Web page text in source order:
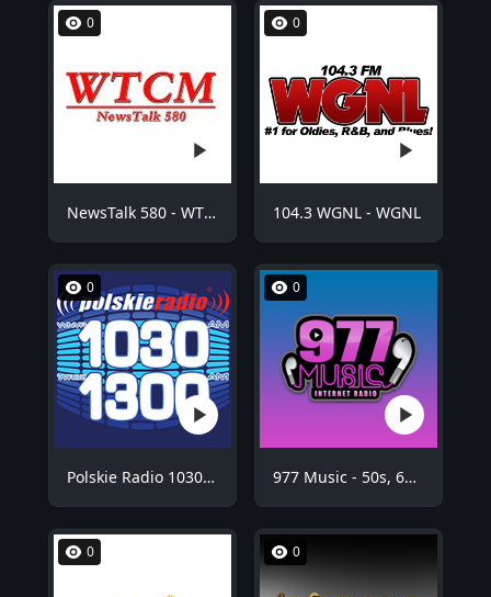
0
NewsTalk 580 - WTCM
0
104.3 WGNL - WGNL
0
Polskie Radio 1030 Chicago - WNVR
0
977 Music - 50s, 60s Hits
0 0